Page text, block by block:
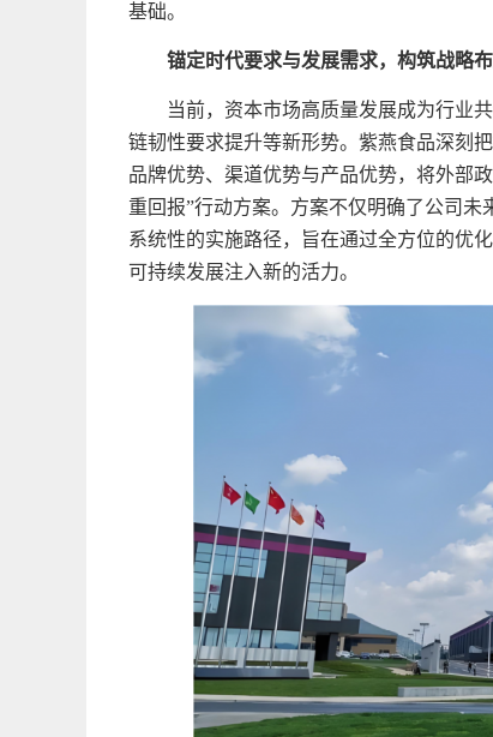
基础。
锚定时代要求与发展需求， 构筑战略
当前，资本市场高质量发展成为行业
链韧性要求提升等新形势。紫燕食品深刻
品牌优势、渠道优势与产品优势，将外部
重回报”行动方案。方案不仅明确了公司
系统性的实施路径，旨在通过全方位的优
可持续发展注入新的活力。